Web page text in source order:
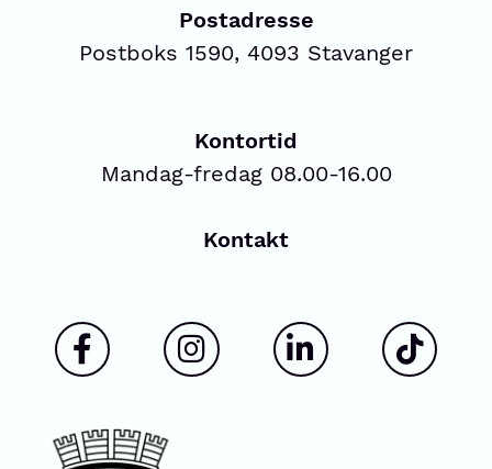
Postadresse
Postboks 1590, 4093 Stavanger
Kontortid
Mandag-fredag 08.00-16.00
Kontakt